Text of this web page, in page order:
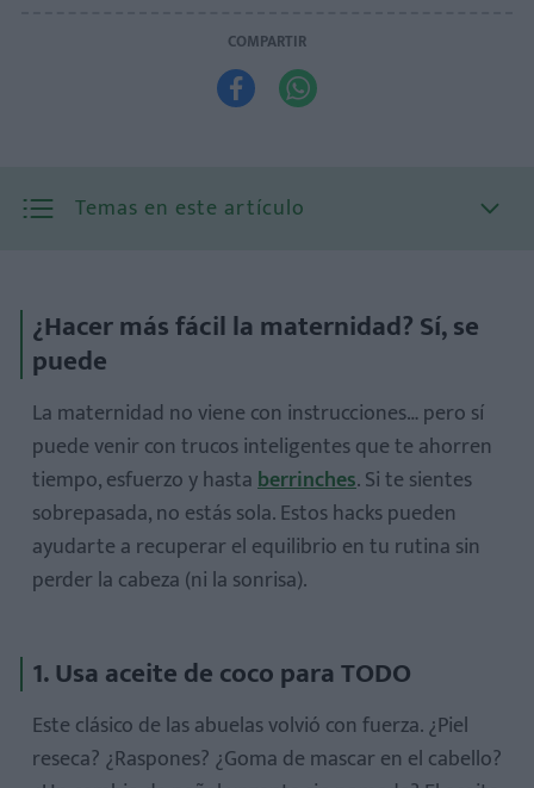
COMPARTIR
 
Temas en este artículo
¿Hacer más fácil la maternidad? Sí, se
puede
La maternidad no viene con instrucciones… pero sí
puede venir con trucos inteligentesque te ahorren
tiempo, esfuerzo y hastaberrinches. Si te sientes
sobrepasada, no estás sola. Estos hacks pueden
ayudarte a recuperar el equilibrio en tu rutina sin
perder la cabeza (ni la sonrisa).
1. Usa aceite de coco para TODO
Este clásico de las abuelas volvió con fuerza. ¿Piel
reseca? ¿Raspones? ¿Goma de mascar en el cabello?